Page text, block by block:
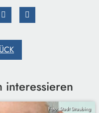
interessieren
Foto: Stadt Straubing